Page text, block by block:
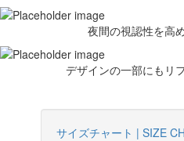
夜間の視認性を高
デザインの一部にもリ
サイズチャート | SIZE